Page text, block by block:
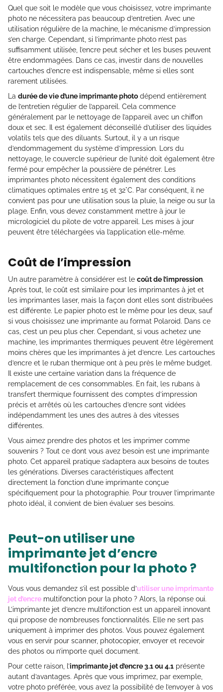
Quel que soit le modèle que vous choisissez, votre imprimante
photo ne nécessitera pas beaucoup d’entretien. Avec une
utilisation régulière de la machine, le mécanisme d’impression
s’en charge. Cependant, si l’imprimante photo n’est pas
suffisamment utilisée, l’encre peut sécher et les buses peuvent
être endommagées. Dans ce cas, investir dans de nouvelles
cartouches d’encre est indispensable, même si elles sont
rarement utilisées.
La durée de vie d’une imprimante photo dépend entièrement
de l’entretien régulier de l’appareil. Cela commence
généralement par le nettoyage de l’appareil avec un chiffon
doux et sec. Il est également déconseillé d’utiliser des liquides
volatils tels que des diluants. Surtout, il y a un risque
d’endommagement du système d’impression. Lors du
nettoyage, le couvercle supérieur de l’unité doit également être
fermé pour empêcher la poussière de pénétrer. Les
imprimantes photo nécessitent également des conditions
climatiques optimales entre 15 et 32°C. Par conséquent, il ne
convient pas pour une utilisation sous la pluie, la neige ou sur la
plage. Enfin, vous devez constamment mettre à jour le
micrologiciel du pilote de votre appareil. Les mises à jour
peuvent être téléchargées via l’application elle-même.
Coût de l’impression
Un autre paramètre à considérer est le coût de l’impression.
Après tout, le coût est similaire pour les imprimantes à jet et
les imprimantes laser, mais la façon dont elles sont distribuées
est différente. Le papier photo est le même pour les deux, sauf
si vous choisissez une imprimante au format Polaroid. Dans ce
cas, c’est un peu plus cher. Cependant, si vous achetez une
machine, les imprimantes thermiques peuvent être légèrement
moins chères que les imprimantes à jet d’encre. Les cartouches
d’encre et le ruban thermique ont à peu près le même budget.
Il existe une certaine variation dans la fréquence de
remplacement de ces consommables. En fait, les rubans à
transfert thermique fournissent des comptes d’impression
précis et arrêtés où les cartouches d’encre sont vidées
indépendamment les unes des autres à des vitesses
différentes.
Vous aimez prendre des photos et les imprimer comme
souvenirs ? Tout ce dont vous avez besoin est une imprimante
photo. Cet appareil pratique s’adaptera aux besoins de toutes
les générations. Diverses caractéristiques affectent
directement la fonction d’une imprimante conçue
spécifiquement pour la photographie. Pour trouver l’imprimante
photo idéal, il convient de bien évaluer ses besoins.
Peut-on utiliser une
imprimante jet d’encre
multifonction pour la photo ?
Vous vous demandez s’il est possible d’utiliser une imprimante
jet d’encre multifonction pour la photo ? Alors, la réponse oui.
L’imprimante jet d’encre multifonction est un appareil innovant
qui propose de nombreuses fonctionnalités. Elle ne sert pas
uniquement à imprimer des photos. Vous pouvez également
vous en servir pour scanner, photocopier, envoyer et recevoir
des photos ou n’importe quel document.
Pour cette raison, l’imprimante jet d’encre 3.1 ou 4.1 présente
autant d’avantages. Après que vous imprimez, par exemple,
votre photo préférée, vous avez la possibilité de l’envoyer à vos